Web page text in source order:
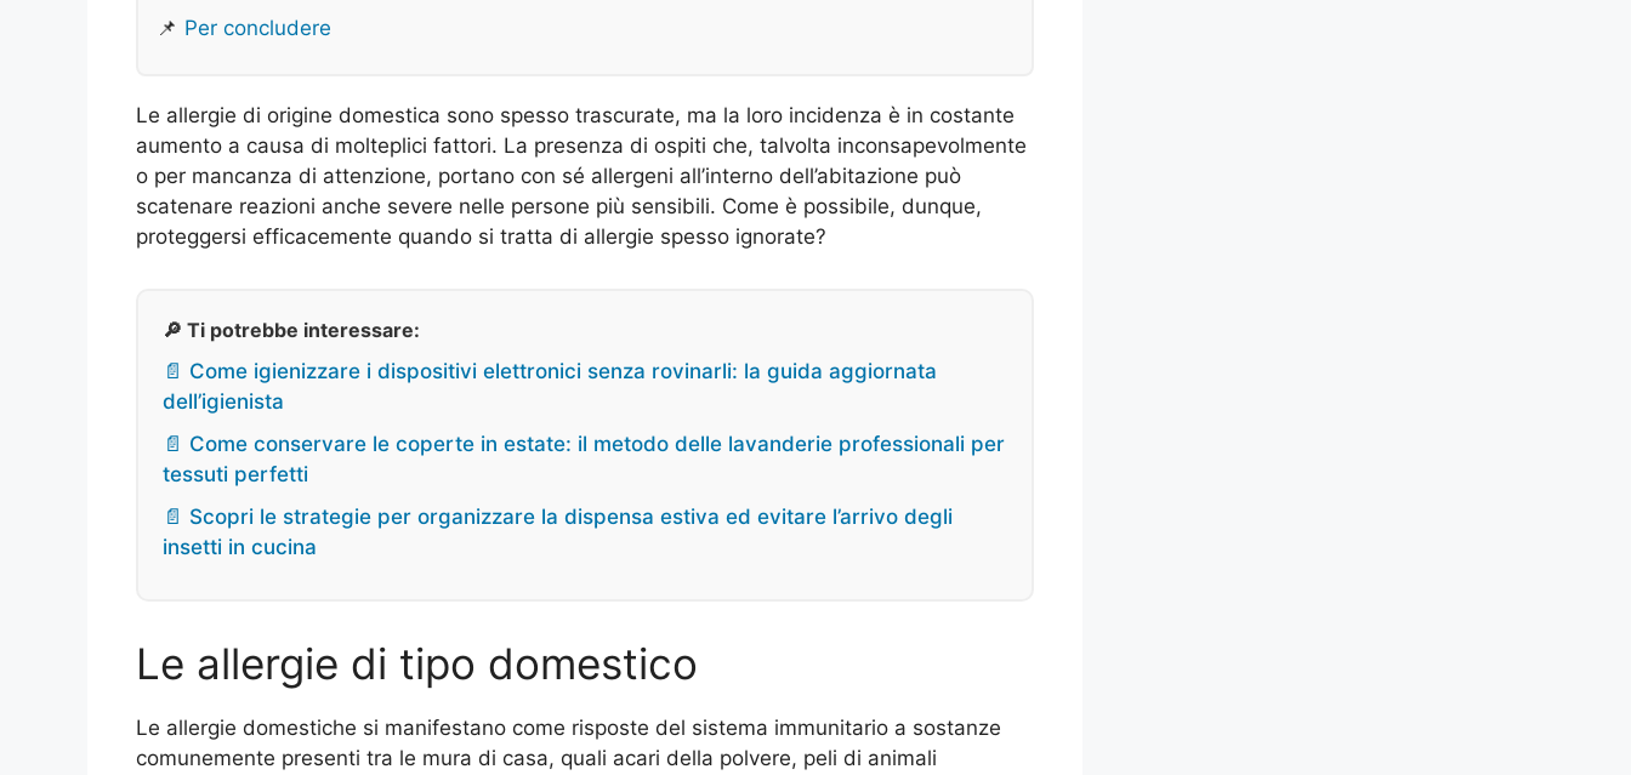
📌 Per concludere
Le allergie di origine domestica sono spesso trascurate, ma la loro incidenza è in costante
aumento a causa di molteplici fattori. La presenza di ospiti che, talvolta inconsapevolmente
o per mancanza di attenzione, portano con sé allergeni all’interno dell’abitazione può
scatenare reazioni anche severe nelle persone più sensibili. Come è possibile, dunque,
proteggersi efficacemente quando si tratta di allergie spesso ignorate?
🔎 Ti potrebbe interessare:
📄 Come igienizzare i dispositivi elettronici senza rovinarli: la guida aggiornata
dell’igienista
📄 Come conservare le coperte in estate: il metodo delle lavanderie professionali per
tessuti perfetti
📄 Scopri le strategie per organizzare la dispensa estiva ed evitare l’arrivo degli
insetti in cucina
Le allergie di tipo domestico
Le allergie domestiche si manifestano come risposte del sistema immunitario a sostanze
comunemente presenti tra le mura di casa, quali acari della polvere, peli di animali